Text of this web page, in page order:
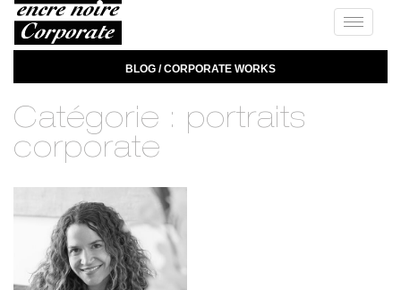
Toggle
BLOG / CORPORATE WORKS
Catégorie : portraits
corporate